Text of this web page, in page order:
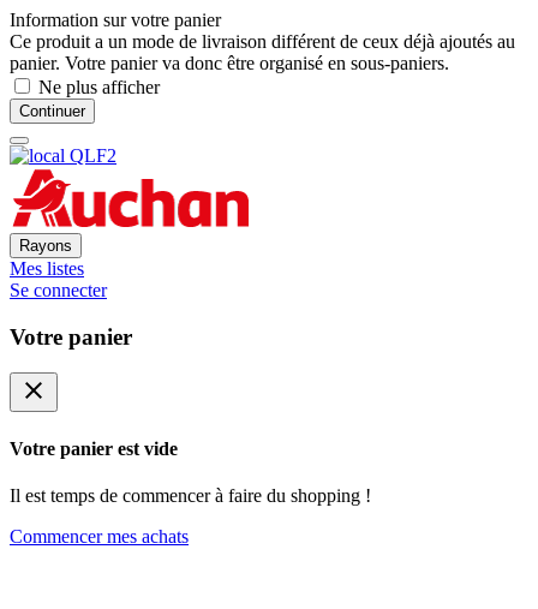
Information sur votre panier
Ce produit a un mode de livraison différent de ceux déjà ajoutés au
panier. Votre panier va donc être organisé en sous-paniers.
Ne plus afficher
Continuer
Rayons
Mes listes
Se connecter
Votre panier
close
Votre panier est vide
Il est temps de commencer à faire du shopping !
Commencer mes achats